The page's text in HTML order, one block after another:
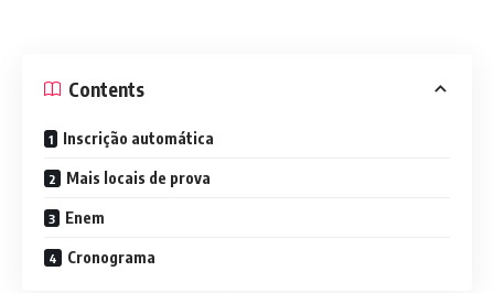
Contents
Inscrição automática
Mais locais de prova
Enem
Cronograma